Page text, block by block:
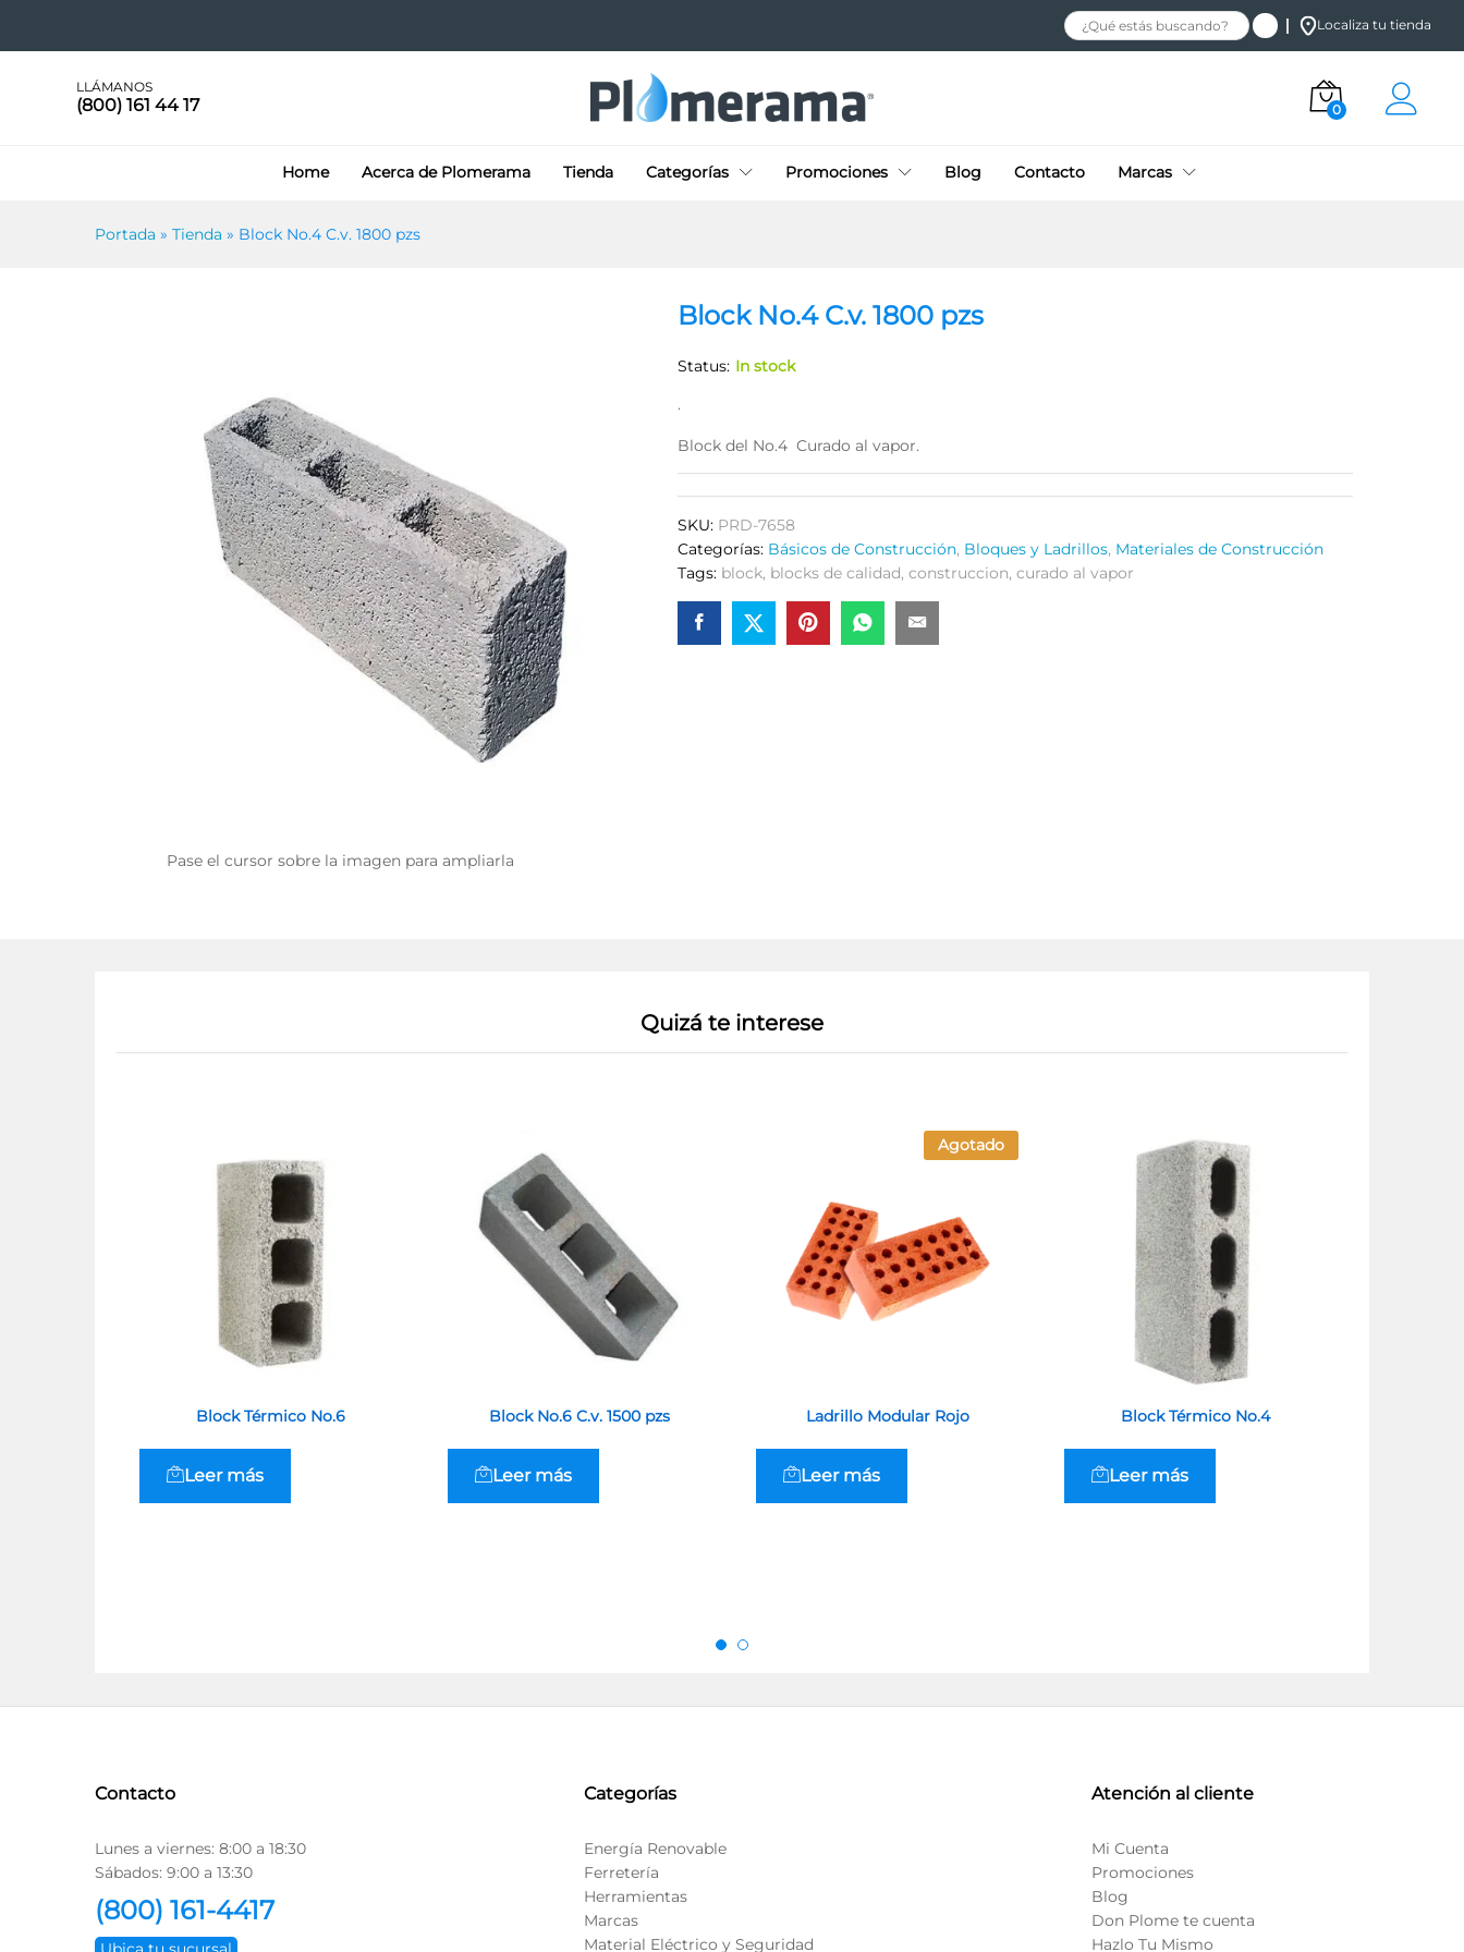
Localiza tu tienda
LLÁMANOS
(800) 161 44 17 0
Home Acerca de Plomerama Tienda Categorías Promociones Blog Contacto Marcas
Portada » Tienda » Block No.4 C.v. 1800 pzs
Pase el cursor sobre la imagen para ampliarla
Block No.4 C.v. 1800 pzs
Status: In stock
.
Block del No.4 Curado al vapor.
SKU: PRD-7658
Categorías: Básicos de Construcción, Bloques y Ladrillos, Materiales de Construcción
Tags: block, blocks de calidad,construccion,curado al vapor
Quizá te interese
Block Térmico No.6
Leer más
Block No.6 C.v. 1500 pzs
Leer más
Agotado
Ladrillo Modular Rojo
Leer más
Block Térmico No.4
Leer más
Contacto
Lunes a viernes: 8:00 a 18:30
Sábados: 9:00 a 13:30
(800) 161-4417
Categorías
Energía Renovable
Ferretería
Herramientas
Marcas
Material Eléctrico y Seguridad
Atención al cliente
Mi Cuenta
Promociones
Blog
Don Plome te cuenta
Hazlo Tu Mismo
Añadir al carrito